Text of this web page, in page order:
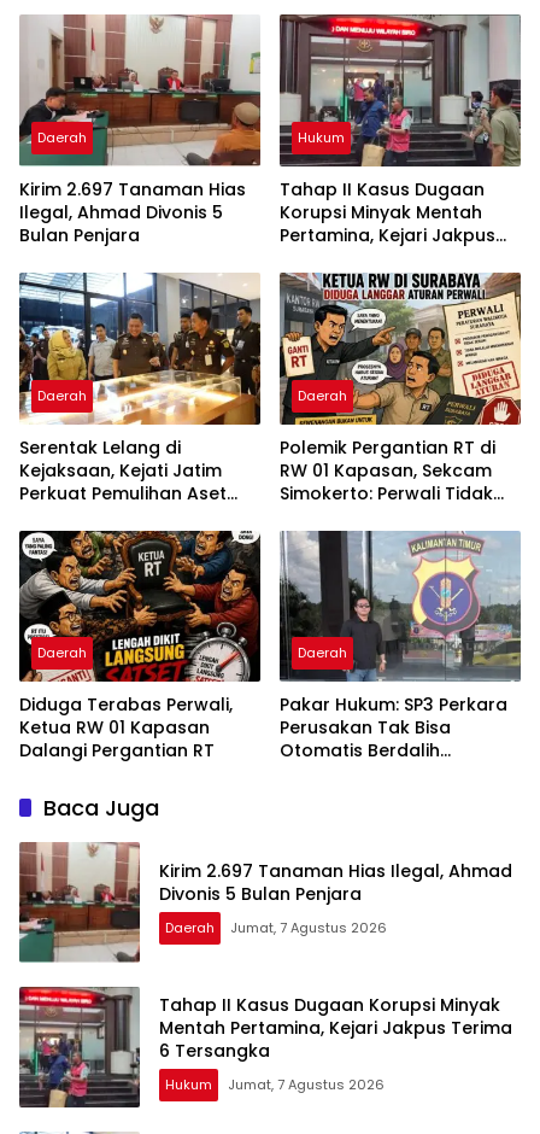
Daerah
Kirim 2.697 Tanaman Hias
Ilegal, Ahmad Divonis 5
Bulan Penjara
Hukum
Tahap II Kasus Dugaan
Korupsi Minyak Mentah
Pertamina, Kejari Jakpus
Daerah
Serentak Lelang di
Kejaksaan, Kejati Jatim
Perkuat Pemulihan Aset
Kerugian Negara
Daerah
Polemik Pergantian RT di
RW 01 Kapasan, Sekcam
Simokerto: Perwali Tidak
Daerah
Diduga Terabas Perwali,
Ketua RW 01 Kapasan
Dalangi Pergantian RT
Daerah
Pakar Hukum: SP3 Perkara
Perusakan Tak Bisa
Otomatis Berdalih
Baca Juga
Kirim 2.697 Tanaman Hias Ilegal, Ahmad
Divonis 5 Bulan Penjara
Daerah Jumat, 7 Agustus 2026
Tahap II Kasus Dugaan Korupsi Minyak
Mentah Pertamina, Kejari Jakpus Terima
6 Tersangka
Hukum Jumat, 7 Agustus 2026